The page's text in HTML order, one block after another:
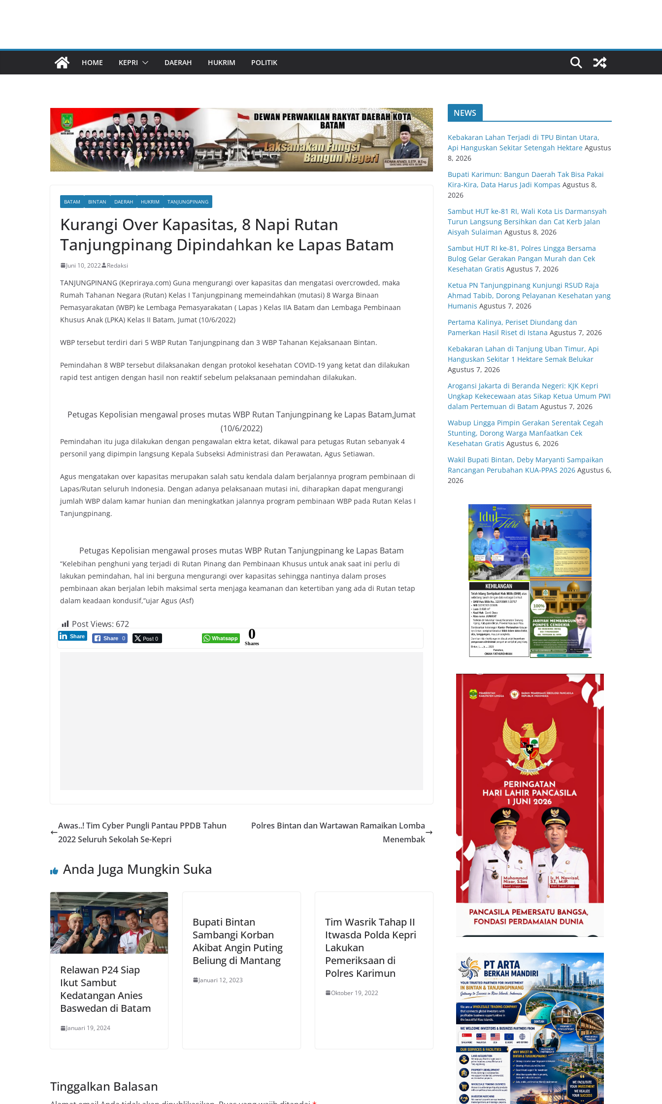
HOME KEPRI DAERAH HUKRIM POLITIK
BATAM BINTAN DAERAH HUKRIM TANJUNGPINANG
Kurangi Over Kapasitas, 8 Napi Rutan
Tanjungpinang Dipindahkan ke Lapas Batam
Juni 10, 2022 Redaksi
TANJUNGPINANG (Kepriraya.com) Guna mengurangi over kapasitas dan mengatasi overcrowded, maka
Rumah Tahanan Negara (Rutan) Kelas I Tanjungpinang memeindahkan (mutasi) 8 Warga Binaan
Pemasyarakatan (WBP) ke Lembaga Pemasyarakatan ( Lapas ) Kelas IIA Batam dan Lembaga Pembinaan
Khusus Anak (LPKA) Kelas II Batam, Jumat (10/6/2022)
WBP tersebut terdiri dari 5 WBP Rutan Tanjungpinang dan 3 WBP Tahanan Kejaksanaan Bintan.
Pemindahan 8 WBP tersebut dilaksanakan dengan protokol kesehatan COVID-19 yang ketat dan dilakukan
rapid test antigen dengan hasil non reaktif sebelum pelaksanaan pemindahan dilakukan.
Petugas Kepolisian mengawal proses mutas WBP Rutan Tanjungpinang ke Lapas Batam,Jumat
(10/6/2022)
Pemindahan itu juga dilakukan dengan pengawalan ektra ketat, dikawal para petugas Rutan sebanyak 4
personil yang dipimpin langsung Kepala Subseksi Administrasi dan Perawatan, Agus Setiawan.
Agus mengatakan over kapasitas merupakan salah satu kendala dalam berjalannya program pembinaan di
Lapas/Rutan seluruh Indonesia. Dengan adanya pelaksanaan mutasi ini, diharapkan dapat mengurangi
jumlah WBP dalam kamar hunian dan meningkatkan jalannya program pembinaan WBP pada Rutan Kelas I
Tanjungpinang.
Petugas Kepolisian mengawal proses mutas WBP Rutan Tanjungpinang ke Lapas Batam
“Kelebihan penghuni yang terjadi di Rutan Pinang dan Pembinaan Khusus untuk anak saat ini perlu di
lakukan pemindahan, hal ini berguna mengurangi over kapasitas sehingga nantinya dalam proses
pembinaan akan berjalan lebih maksimal serta menjaga keamanan dan ketertiban yang ada di Rutan tetap
dalam keadaan kondusif,”ujar Agus (Asf)
Post Views: 672
Share 0 Post 0
Share Whatsapp 0
Shares
Awas..! Tim Cyber Pungli Pantau PPDB Tahun
2022 Seluruh Sekolah Se-Kepri
Polres Bintan dan Wartawan Ramaikan Lomba
Menembak
Anda Juga Mungkin Suka
Relawan P24 Siap
Ikut Sambut
Kedatangan Anies
Baswedan di Batam
Januari 19, 2024
Bupati Bintan
Sambangi Korban
Akibat Angin Puting
Beliung di Mantang
Januari 12, 2023
Tim Wasrik Tahap II
Itwasda Polda Kepri
Lakukan
Pemeriksaan di
Polres Karimun
Oktober 19, 2022
Tinggalkan Balasan
NEWS
Kebakaran Lahan Terjadi di TPU Bintan Utara,
Api Hanguskan Sekitar Setengah Hektare Agustus
8, 2026
Bupati Karimun: Bangun Daerah Tak Bisa Pakai
Kira-Kira, Data Harus Jadi Kompas Agustus 8,
2026
Sambut HUT ke-81 RI, Wali Kota Lis Darmansyah
Turun Langsung Bersihkan dan Cat Kerb Jalan
Aisyah Sulaiman Agustus 8, 2026
Sambut HUT RI ke-81, Polres Lingga Bersama
Bulog Gelar Gerakan Pangan Murah dan Cek
Kesehatan Gratis Agustus 7, 2026
Ketua PN Tanjungpinang Kunjungi RSUD Raja
Ahmad Tabib, Dorong Pelayanan Kesehatan yang
Humanis Agustus 7, 2026
Pertama Kalinya, Periset Diundang dan
Pamerkan Hasil Riset di Istana Agustus 7, 2026
Kebakaran Lahan di Tanjung Uban Timur, Api
Hanguskan Sekitar 1 Hektare Semak Belukar
Agustus 7, 2026
Arogansi Jakarta di Beranda Negeri: KJK Kepri
Ungkap Kekecewaan atas Sikap Ketua Umum PWI
dalam Pertemuan di Batam Agustus 7, 2026
Wabup Lingga Pimpin Gerakan Serentak Cegah
Stunting, Dorong Warga Manfaatkan Cek
Kesehatan Gratis Agustus 6, 2026
Wakil Bupati Bintan, Deby Maryanti Sampaikan
Rancangan Perubahan KUA-PPAS 2026 Agustus 6,
2026